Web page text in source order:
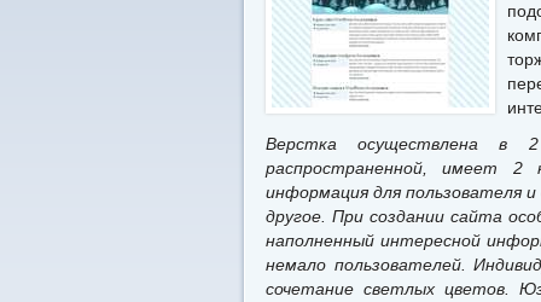
Верстка осуществлена в
распространенной, имеет 2
информация для пользователя
другое. При создании сайта
наполненный интересной
немало пользователей.
сочетание светлых цветов.